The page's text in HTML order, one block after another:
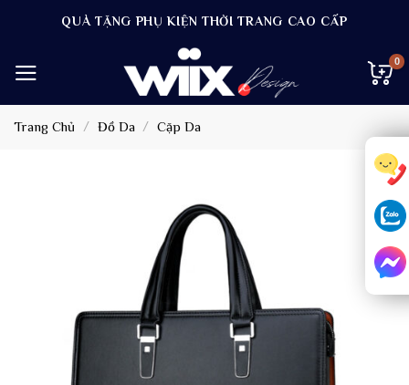
dung
QUÀ TẶNG PHỤ KIỆN THỜI TRANG CAO CẤP
Trang Chủ / Đồ Da / Cặp Da